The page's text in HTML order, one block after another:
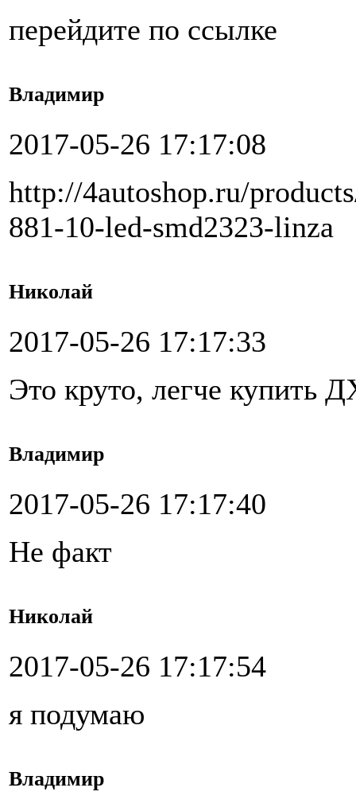
перейдите по ссылке
Владимир
2017-05-26 17:17:08
http://4autoshop.ru/
881-10-led-smd2323-linza
Николай
2017-05-26 17:17:33
Это круто, легче купить
Владимир
2017-05-26 17:17:40
Не факт
Николай
2017-05-26 17:17:54
я подумаю
Владимир